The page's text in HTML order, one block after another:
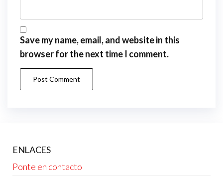
Save my name, email, and website in this
browser for the next time I comment.
ENLACES
Ponte en contacto